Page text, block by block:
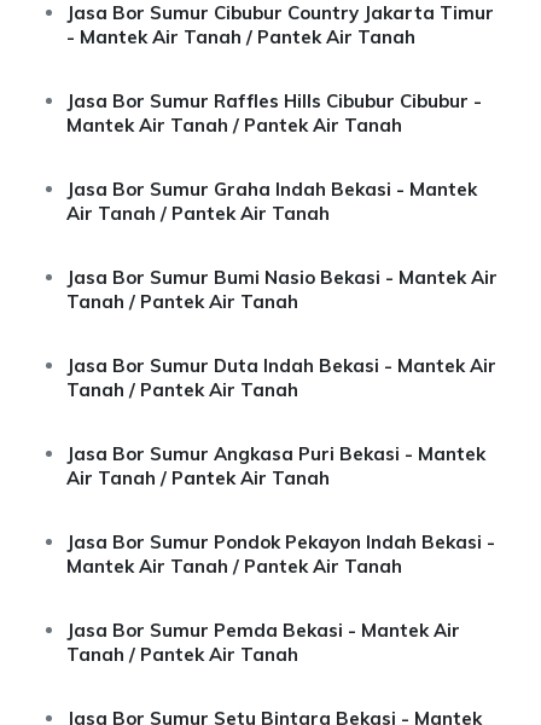
Jasa Bor Sumur Cibubur Country Jakarta Timur
- Mantek Air Tanah / Pantek Air Tanah
Jasa Bor Sumur Raffles Hills Cibubur Cibubur -
Mantek Air Tanah / Pantek Air Tanah
Jasa Bor Sumur Graha Indah Bekasi - Mantek
Air Tanah / Pantek Air Tanah
Jasa Bor Sumur Bumi Nasio Bekasi - Mantek Air
Tanah / Pantek Air Tanah
Jasa Bor Sumur Duta Indah Bekasi - Mantek Air
Tanah / Pantek Air Tanah
Jasa Bor Sumur Angkasa Puri Bekasi - Mantek
Air Tanah / Pantek Air Tanah
Jasa Bor Sumur Pondok Pekayon Indah Bekasi -
Mantek Air Tanah / Pantek Air Tanah
Jasa Bor Sumur Pemda Bekasi - Mantek Air
Tanah / Pantek Air Tanah
Jasa Bor Sumur Setu Bintara Bekasi - Mantek